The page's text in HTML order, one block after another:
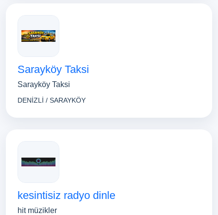
Sarayköy Taksi
Sarayköy Taksi
DENİZLİ / SARAYKÖY
kesintisiz radyo dinle
hit müzikler